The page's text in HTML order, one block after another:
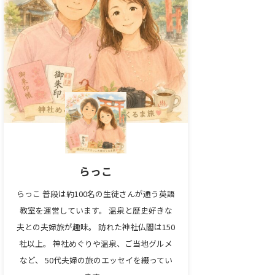
らっこ
らっこ 普段は約100名の生徒さんが通う英語
教室を運営しています。 温泉と歴史好きな
夫との夫婦旅が趣味。 訪れた神社仏閣は150
社以上。 神社めぐりや温泉、ご当地グルメ
など、 50代夫婦の旅のエッセイを綴ってい